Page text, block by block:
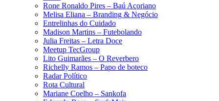
Rone Ronaldo Pires – Baú Açoriano
Melisa Eliana – Branding & Negócio
Entrelinhas do Cuidado
Madison Martins – Futebolando
Julia Freitas​ – Letra Doce
Meetup TecGroup
Lito Guimarães – O Reverbero
Richelly Ramos​ – Papo de boteco
Radar Político
Rota Cultural
Mariane Coelho – Sankofa